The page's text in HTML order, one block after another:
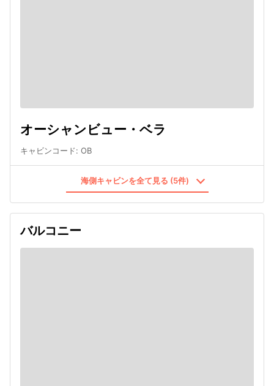
オーシャンビュー・ベラ
キャビンコード: OB
海側キャビンを全て見る (5件)
バルコニー